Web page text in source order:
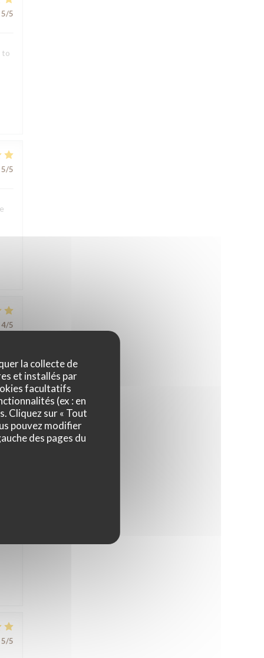
la collecte de
et installés par
facultatifs
(ex : en
Cliquez sur « Tout
pouvez modifier
des pages du
5/5
to
5/5
4/5
5/5
5/5